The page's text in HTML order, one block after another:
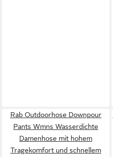
Rab Outdoorhose Downpour
Pants Wmns Wasserdichte
Damenhose mit hohem
Tragekomfort und schnellem